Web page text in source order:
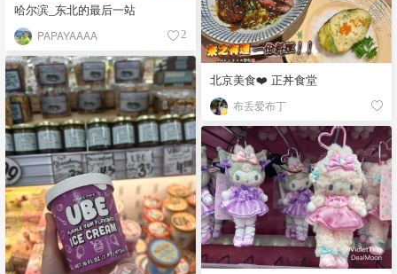
哈尔滨_东北的最后一站
PAPAYAAAA 2
北京美食❤️ 正丼食堂
布丢爱布丁